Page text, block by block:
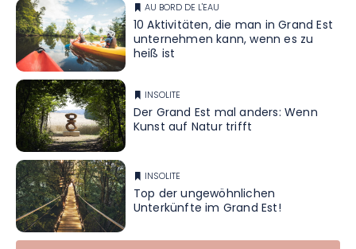
AU BORD DE L'EAU
10 Aktivitäten, die man in Grand Est
unternehmen kann, wenn es zu
heiß ist
INSOLITE
Der Grand Est mal anders: Wenn
Kunst auf Natur trifft
INSOLITE
Top der ungewöhnlichen
Unterkünfte im Grand Est!